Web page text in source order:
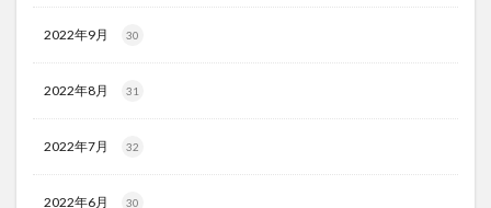
2022年9月 30
2022年8月 31
2022年7月 32
2022年6月 30